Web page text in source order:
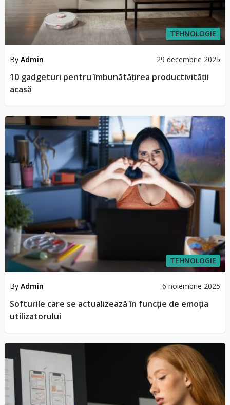
TEHNOLOGIE
By Admin 29 decembrie 2025
10 gadgeturi pentru îmbunătățirea productivității
acasă
TEHNOLOGIE
By Admin 6 noiembrie 2025
Softurile care se actualizează în funcție de emoția
utilizatorului